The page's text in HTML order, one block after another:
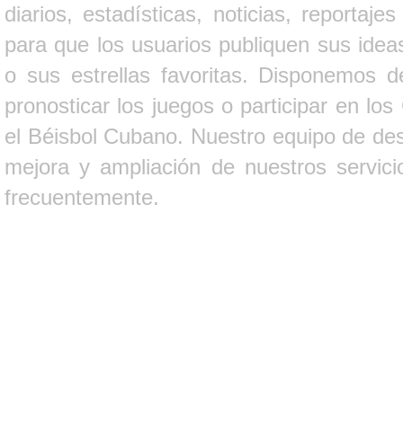
diarios, estadísticas, noticias,
para que los usuarios publiquen sus
o sus estrellas favoritas. Disponemos
pronosticar los juegos o participar en
el Béisbol Cubano. Nuestro equipo de
mejora y ampliación de nuestros
frecuentemente.